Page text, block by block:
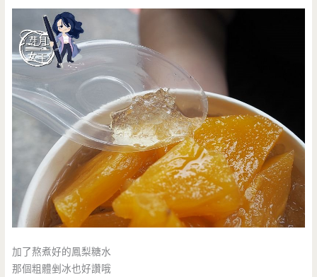
加了熬煮好的鳳梨糖水
那個粗體剉冰也好讚哦